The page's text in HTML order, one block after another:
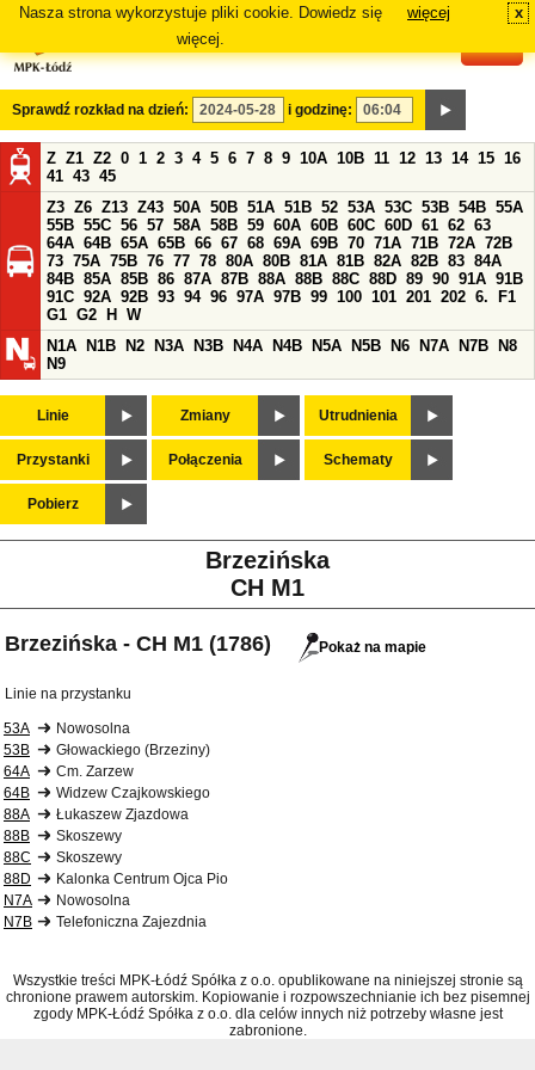
Nasza strona wykorzystuje pliki cookie. Dowiedz się
więcej.
więcej x
Sprawdź rozkład na dzień: i godzinę:
Z Z1 Z2 0 1 2 3 4 5 6 7 8 9 10A 10B 11 12 13 14 15 16
41 43 45
Z3 Z6 Z13 Z43 50A 50B 51A 51B 52 53A 53C 53B 54B 55A
55B 55C 56 57 58A 58B 59 60A 60B 60C 60D 61 62 63
64A 64B 65A 65B 66 67 68 69A 69B 70 71A 71B 72A 72B
73 75A 75B 76 77 78 80A 80B 81A 81B 82A 82B 83 84A
84B 85A 85B 86 87A 87B 88A 88B 88C 88D 89 90 91A 91B
91C 92A 92B 93 94 96 97A 97B 99 100 101 201 202 6.
F1
G1 G2 H
W
N1A
N1B N2 N3A N3B N4A N4B N5A N5B N6 N7A N7B
N8
N9
Linie Zmiany Utrudnienia
Przystanki Połączenia Schematy
Pobierz
Brzezińska
CH M1
Brzezińska - CH M1 (1786) Pokaż na mapie
Linie na przystanku
53A
Nowosolna
53B
Głowackiego (Brzeziny)
64A
Cm. Zarzew
64B
Widzew Czajkowskiego
88A
Łukaszew Zjazdowa
88B
Skoszewy
88C
Skoszewy
88D
Kalonka Centrum Ojca Pio
N7A
Nowosolna
N7B
Telefoniczna Zajezdnia
Wszystkie treści MPK-Łódź Spółka z o.o. opublikowane na niniejszej stronie są
chronione prawem autorskim. Kopiowanie i rozpowszechnianie ich bez pisemnej
zgody MPK-Łódź Spółka z o.o. dla celów innych niż potrzeby własne jest
zabronione.